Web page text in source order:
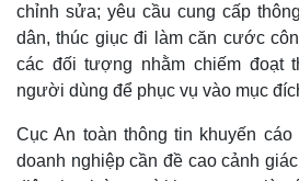
chỉnh sửa; yêu cầu cung cấp
dân, thúc giục đi làm căn cước
các đối tượng nhằm chiếm đoạt
người dùng để phục vụ vào mục
Cục An toàn thông tin khuyến
doanh nghiệp cần đề cao cảnh